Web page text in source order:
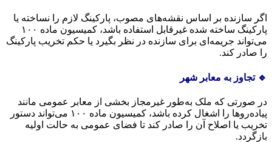
اگر سازنده بر اساس نقشه‌های مصوب، پارکینگ لازم را نساخته یا
پارکینگ ساخته شده غیرقابل استفاده باشد، کمیسیون ماده ۱۰۰
می‌تواند جریمه‌ای برای سازنده در نظر بگیرد یا حکم تخریب پارکینگ
را صادر کند.
🔹 تجاوز به معابر شهر
در صورتی که ملک به‌طور غیرمجاز بخشی از معابر عمومی مانند
پیاده‌روها را اشغال کرده باشد، کمیسیون ماده ۱۰۰ می‌تواند دستور
تخریب یا اصلاح آن را صادر کند تا فضای عمومی به حالت اولیه
بازگردد.